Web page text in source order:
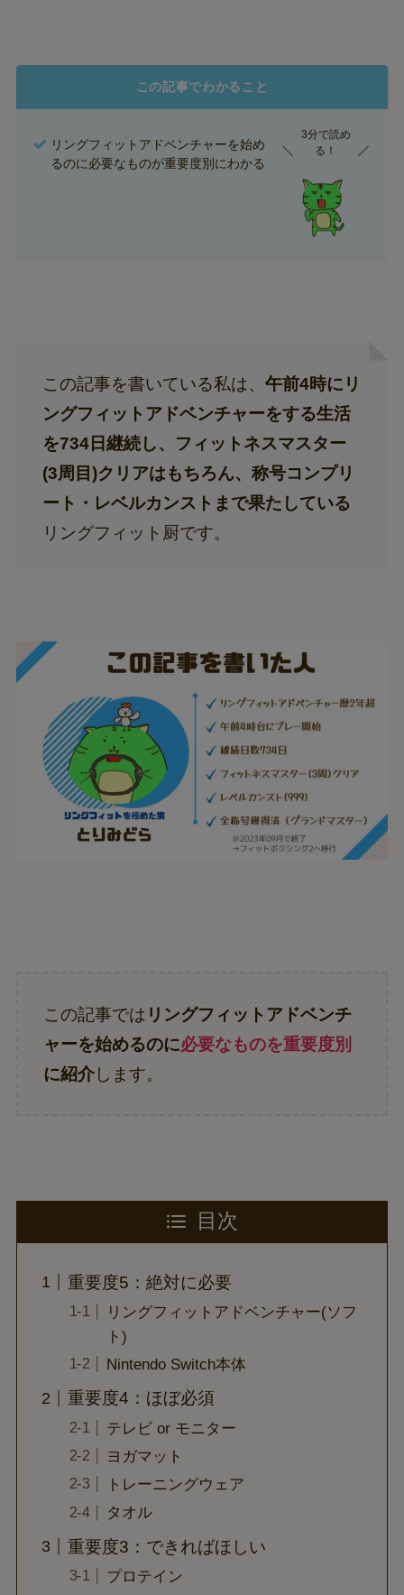
この記事でわかること
リングフィットアドベンチャーを始め
るのに必要なものが重要度別にわかる
3分で読め
る！
この記事を書いている私は、午前4時にリ
ングフィットアドベンチャーをする生活
を734日継続し、フィットネスマスター
(3周目)クリアはもちろん、称号コンプリ
ート・レベルカンストまで果たしている
リングフィット厨です。
この記事では リングフィットアドベンチ
ャーを始めるのに必要なものを重要度別
に紹介します。
目次
重要度5：絶対に必要
リングフィットアドベンチャー(ソフ
ト)
Nintendo Switch本体
重要度4：ほぼ必須
テレビ or モニター
ヨガマット
トレーニングウェア
タオル
重要度3：できればほしい
プロテイン